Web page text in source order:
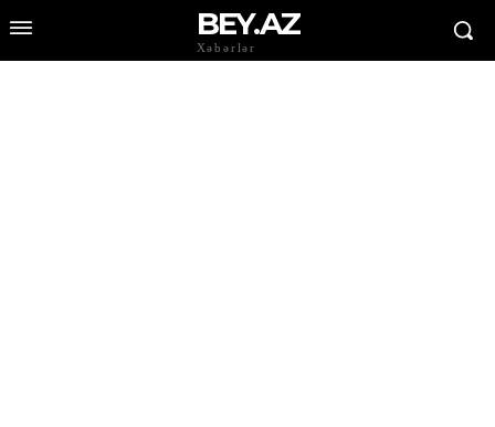
BEY.AZ
Xəbərlər